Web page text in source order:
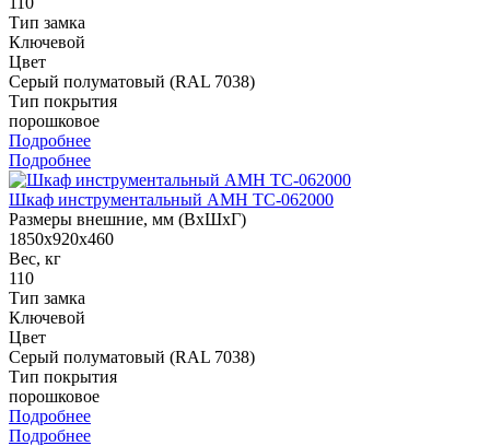
Тип замка
Ключевой
Цвет
Серый полуматовый (RAL 7038)
Тип покрытия
порошковое
Подробнее
Подробнее
Шкаф инструментальный AMH TC-062000
Размеры внешние, мм (ВхШхГ)
1850x920x460
Вес, кг
110
Тип замка
Ключевой
Цвет
Серый полуматовый (RAL 7038)
Тип покрытия
порошковое
Подробнее
Подробнее